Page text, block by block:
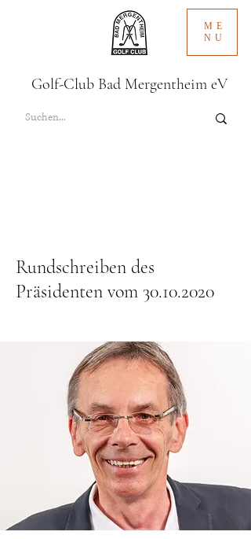
ME
NU
Golf-Club Bad Mergentheim eV
Rundschreiben des
Präsidenten vom 30.10.2020